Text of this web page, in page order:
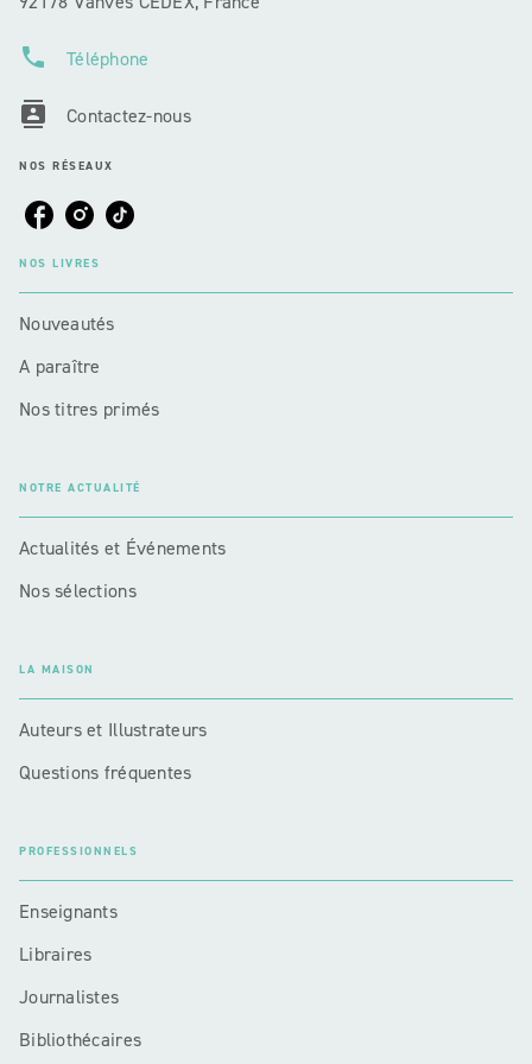
phone Téléphone
contacts Contactez-nous
NOS RÉSEAUX
NOS LIVRES
Nouveautés
A paraître
Nos titres primés
NOTRE ACTUALITÉ
Actualités et Événements
Nos sélections
LA MAISON
Auteurs et Illustrateurs
Questions fréquentes
PROFESSIONNELS
Enseignants
Libraires
Journalistes
Bibliothécaires